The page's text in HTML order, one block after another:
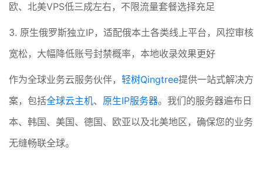
欧、北美VPS低三成左右，不限流量套餐选择充足
3. 原生俄罗斯独立IP，适配俄本土各类线上平台，风控审核
宽松，大幅降低账号封禁概率，本地收录效果更好
作为全球业务云服务伙伴， 轻树Qingtree提供一站式解决方
案，包括全球云主机、 原生IP服务器。我们的服务器遍布日
本、韩国、美国、德国、欧亚以及北美地区，确保您的业务
无缝畅联全球。